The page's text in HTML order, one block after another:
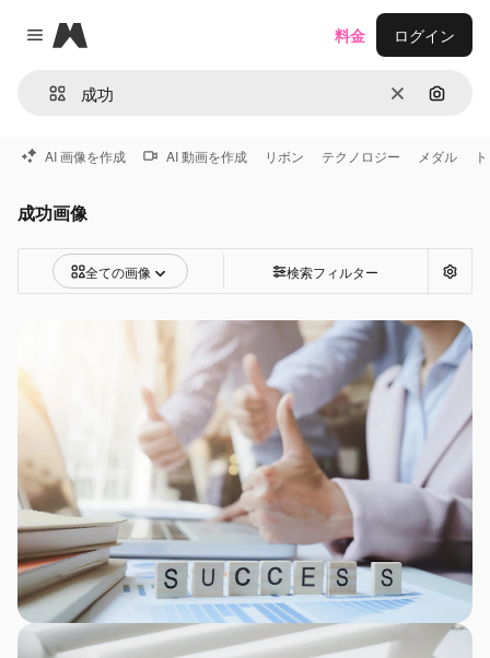
Close menu
Magnific
消去 画像で
料金 ログイン
AI 画像を作成 AI 動画を作成 リボン テクノロジー メダル
成功画像
全ての画像 検索フィルター